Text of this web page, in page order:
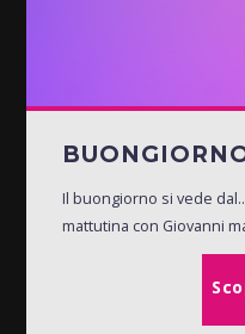
Il buongiorno si vede
mattutina con Giovanni